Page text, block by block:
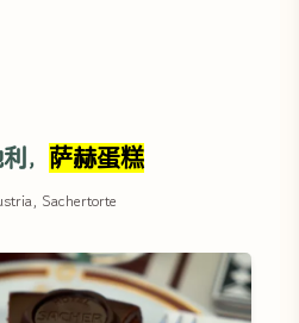
， 萨赫蛋糕
Sachertorte